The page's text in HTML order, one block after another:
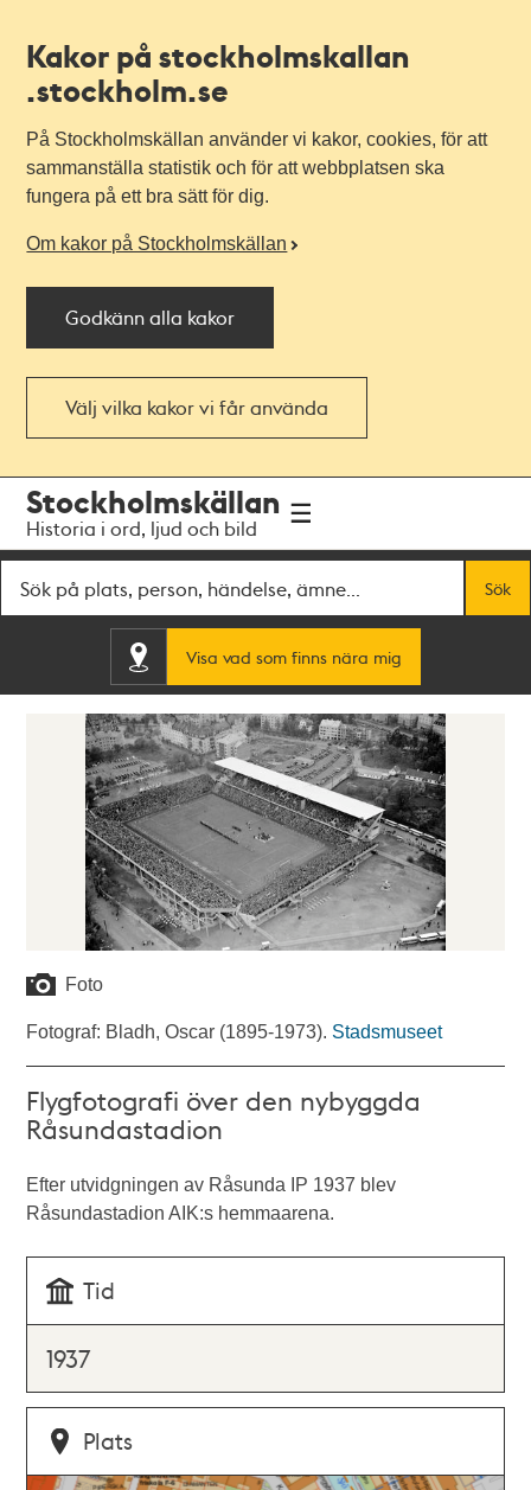
Kakor på stockholmskallan
.stockholm.se
På Stockholmskällan använder vi kakor, cookies, för att
sammanställa statistik och för att webbplatsen ska
fungera på ett bra sätt för dig.
Om kakor på Stockholmskällan
Godkänn alla kakor
Välj vilka kakor vi får använda
navigationen
huvudinnehållet
Stockholmskällan
Historia i ord, ljud och bild
Sök
Visa vad som finns nära mig
Foto
Fotograf: Bladh, Oscar (1895-1973). Stadsmuseet
Flygfotografi över den nybyggda
Råsundastadion
Efter utvidgningen av Råsunda IP 1937 blev
Råsundastadion AIK:s hemmaarena.
Tid
1937
Plats